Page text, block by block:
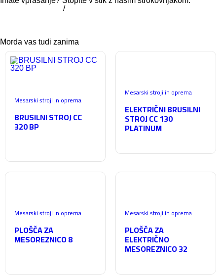
/
Morda vas tudi zanima
Mesarski stroji in oprema
BRUSILNI STROJ CC
320 BP
Mesarski stroji in oprema
ELEKTRIČNI BRUSILNI
STROJ CC 130
PLATINUM
Mesarski stroji in oprema
PLOŠČA ZA
MESOREZNICO 8
Mesarski stroji in oprema
PLOŠČA ZA
ELEKTRIČNO
MESOREZNICO 32